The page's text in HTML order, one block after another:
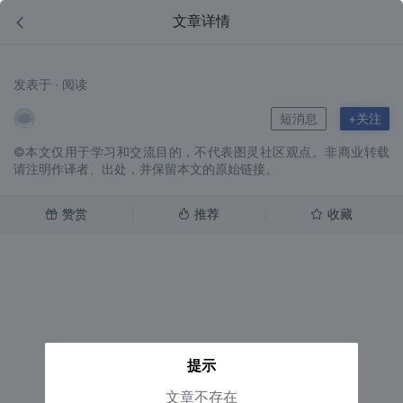
文章详情
发表于 · 阅读
短消息 +关注
©本文仅用于学习和交流目的，不代表图灵社区观点。非商业转载
请注明作译者、出处，并保留本文的原始链接。
赞赏 推荐 收藏
提示
文章不存在